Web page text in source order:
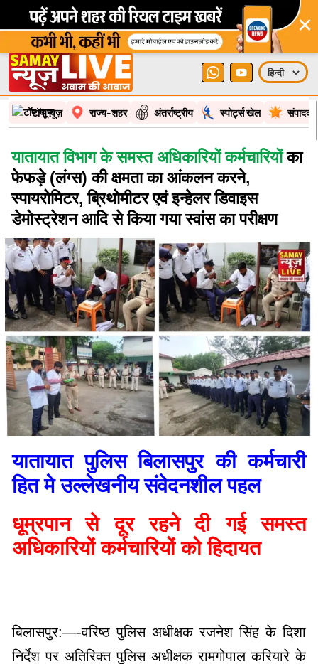
टॉप न्यूज़ राज्य-शहर स्पोर्ट्स खेल
यातायात विभाग के समस्त अधिकारियों कर्मचारियों का
फेफड़े (लंग्स) की क्षमता का आंकलन करने,
स्पायरोमिटर, ब्रिथोमीटर एवं इन्हेलर डिवाइस
डेमोस्ट्रेशन आदि से किया गया स्वांस का परीक्षण
यातायात पुलिस बिलासपुर की कर्मचारी
हित मे उल्लेखनीय संवेदनशील पहल
धूम्रपान से दूर रहने दी गई समस्त
अधिकारियों कर्मचारियों को हिदायत
पर्यवेक्षण एवं निरीक्षण में यातायात पुलिस बिलासपुर के द्वारा
लगातार सरल, सुगम, सुव्यवस्थित, सुरक्षित एवं सुचारू